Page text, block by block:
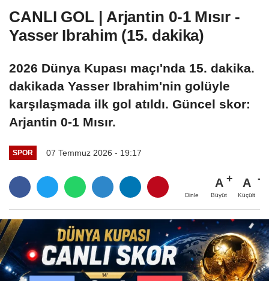
CANLI GOL | Arjantin 0-1 Mısır -
Yasser Ibrahim (15. dakika)
2026 Dünya Kupası maçı'nda 15. dakika.
dakikada Yasser Ibrahim'nin golüyle
karşılaşmada ilk gol atıldı. Güncel skor:
Arjantin 0-1 Mısır.
SPOR 07 Temmuz 2026 - 19:17
Dinle
A
Büyüt
A
Küçült